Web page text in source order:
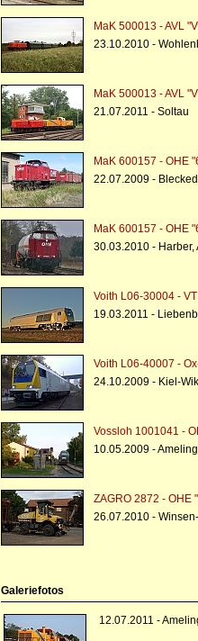
MaK 500013 - AVL
23.10.2010 -
MaK 500013 - AVL
21.07.2011 - Soltau
MaK 600157 - OHE
22.07.2009 -
MaK 600157 - OHE
30.03.2010 - Harber,
Voith L06-30004 -
19.03.2011 -
Voith L06-40007 -
24.10.2009 - Kiel-Wik
Vossloh 1001041 -
10.05.2009 -
ZAGRO 2872 - OHE
26.07.2010 -
Galeriefotos
12.07.2011 -